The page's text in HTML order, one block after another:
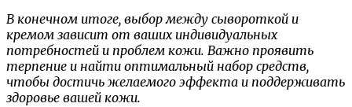
В конечном итоге, выбор между сывороткой и
кремом зависит от ваших индивидуальных
потребностей и проблем кожи. Важно проявить
терпение и найти оптимальный набор средств,
чтобы достичь желаемого эффекта и поддерживать
здоровье вашей кожи.